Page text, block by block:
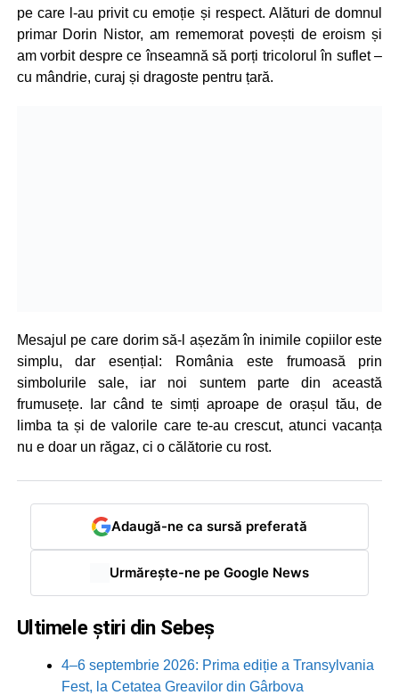
pe care l-au privit cu emoție și respect. Alături de domnul
primar Dorin Nistor, am rememorat povești de eroism și
am vorbit despre ce înseamnă să porți tricolorul în suflet –
cu mândrie, curaj și dragoste pentru țară.
Mesajul pe care dorim să-l așezăm în inimile copiilor este
simplu, dar esențial: România este frumoasă prin
simbolurile sale, iar noi suntem parte din această
frumusețe. Iar când te simți aproape de orașul tău, de
limba ta și de valorile care te-au crescut, atunci vacanța
nu e doar un răgaz, ci o călătorie cu rost.
Adaugă-ne ca sursă preferată
Urmărește-ne pe Google News
Ultimele știri din Sebeș
4–6 septembrie 2026: Prima ediție a Transylvania
Fest, la Cetatea Greavilor din Gârbova